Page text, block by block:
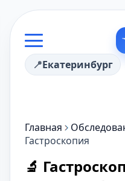
Екатеринбург
Главная
Гастроскопия
🔬